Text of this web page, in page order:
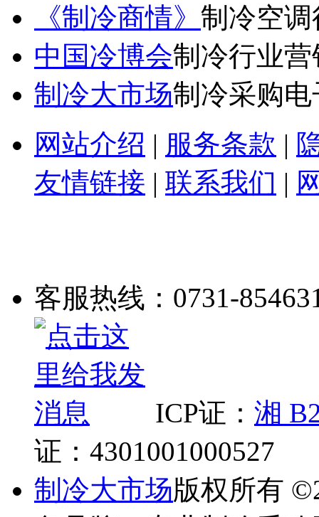
《制冷商情》 制冷空
中国冷博会制冷行业
制冷大市场制冷采购
网站介绍 | 服务条款 |
友情链接 | 联系我们 |
客服热线：0731-
ICP证： 湘
证：4301001000527
制冷大市场版权所有 ©